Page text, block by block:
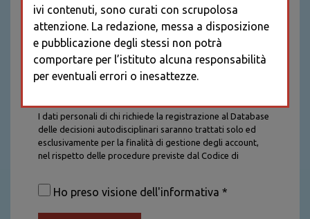
I dati personali di chi richiede la registrazione al Database
delle decisioni autodisciplinari saranno trattati solo ed
esclusivamente per la finalità di gestione degli account,
nel rispetto delle procedure previste dal Codice di
saranno trattati con tutte le cautele richieste dalla legge e
saranno conservati per la durata stabilita caso per caso
Ho preso visione dell'informativa *
ivi contenuti, sono curati con scrupolosa
attenzione. La redazione, messa a disposizione
e pubblicazione degli stessi non potrà
comportare per l’istituto alcuna responsabilità
per eventuali errori o inesattezze.